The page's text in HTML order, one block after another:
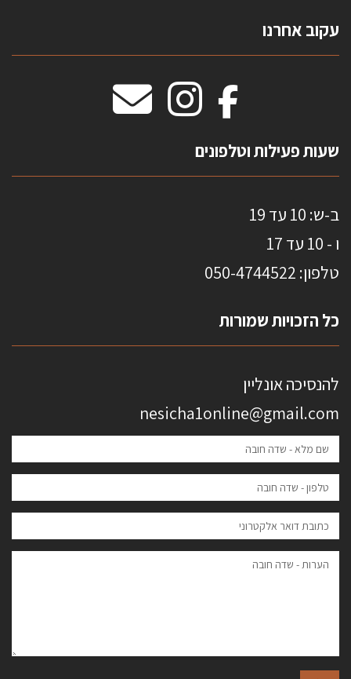
טפטים משולשים
וילונות חסיני אש
מדבקות אנטי סאן
עקוב אחרנו
שעות פעילות וטלפונים
ב-ש: 10 עד 19
ו - 10 עד 17
טלפון: 0 50-4744522
כל הזכויות שמורות
להנסיכה אונליין
nesicha1online@gmail.com